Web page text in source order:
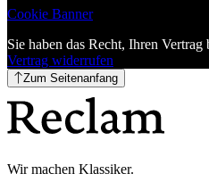
Cookie Banner
Sie haben das Recht, Ihren
Vertrag widerrufen
Zum Seitenanfang
Wir machen Klassiker.